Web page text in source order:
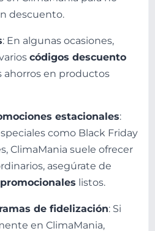
descuento.
: En algunas ocasiones,
códigos descuento
ahorros en productos
estacionales:
como Black Friday
ClimaMania suele ofrecer
asegúrate de
listos.
de fidelización: Si
en ClimaMania,